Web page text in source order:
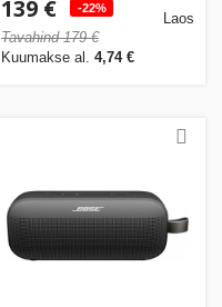
139 € -22%
Tavahind 179 €
Kuumakse al. 4,74 €
Laos